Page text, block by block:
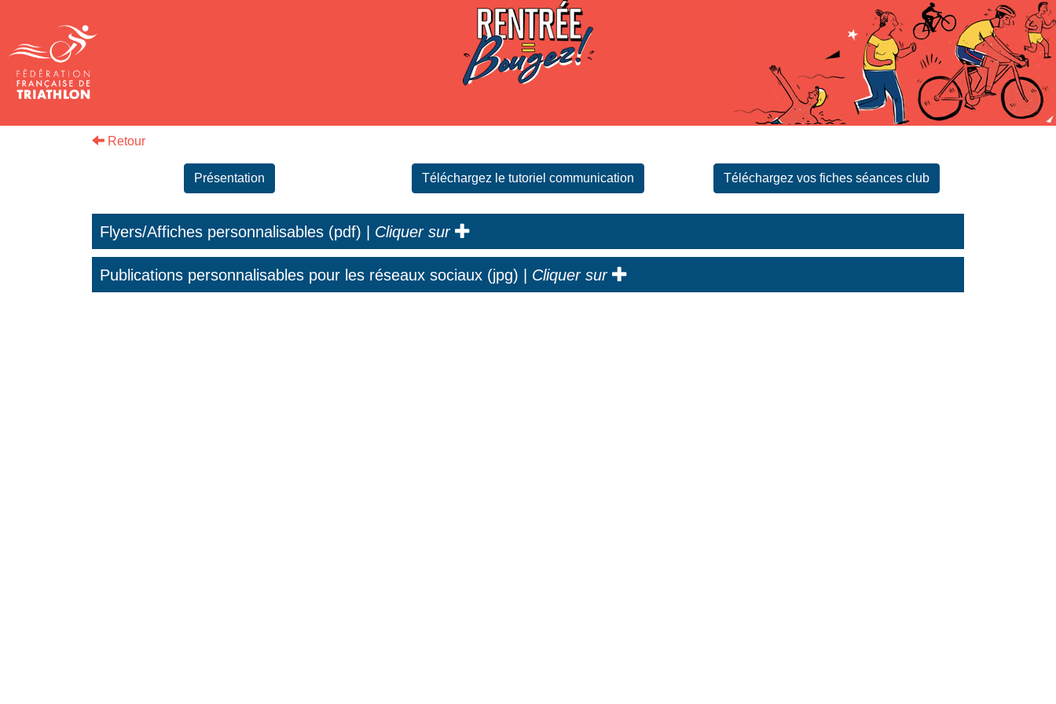
Retour
Présentation Téléchargez le tutoriel communication Téléchargez vos fiches séances club
Flyers/Affiches personnalisables (pdf) | Cliquer sur
Publications personnalisables pour les réseaux sociaux (jpg) | Cliquer sur